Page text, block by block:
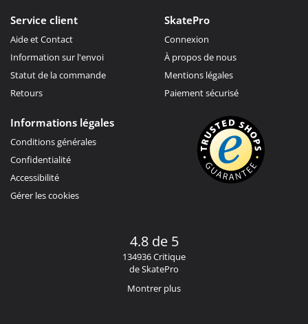
Service client
Aide et Contact
Information sur l'envoi
Statut de la commande
Retours
SkatePro
Connexion
À propos de nous
Mentions légales
Paiement sécurisé
Informations légales
Conditions générales
Confidentialité
Accessibilité
Gérer les cookies
4.8 de 5
134936 Critique
de SkatePro
Montrer plus